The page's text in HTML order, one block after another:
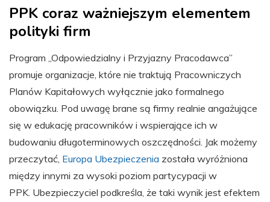
PPK coraz ważniejszym elementem
polityki firm
Program „Odpowiedzialny i Przyjazny Pracodawca”
promuje organizacje, które nie traktują Pracowniczych
Planów Kapitałowych wyłącznie jako formalnego
obowiązku. Pod uwagę brane są firmy realnie angażujące
się w edukację pracowników i wspierające ich w
budowaniu długoterminowych oszczędności. Jak możemy
przeczytać, Europa Ubezpieczenia została wyróżniona
między innymi za wysoki poziom partycypacji w
PPK. Ubezpieczyciel podkreśla, że taki wynik jest efektem